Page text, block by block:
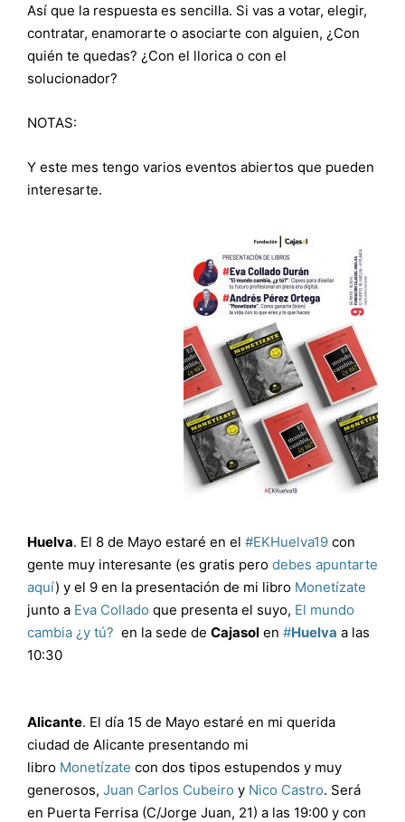
Así que la respuesta es sencilla. Si vas a votar, elegir,
contratar, enamorarte o asociarte con alguien, ¿Con
quién te quedas? ¿Con el llorica o con el
solucionador?
NOTAS:
Y este mes tengo varios eventos abiertos que pueden
interesarte.
Huelva. El 8 de Mayo estaré en el #EKHuelva19 con
gente muy interesante (es gratis pero debes apuntarte
aquí) y el 9 en la presentación de mi libro Monetízate
junto a Eva Collado que presenta el suyo, El mundo
cambia ¿y tú? en la sede de Cajasol en #Huelva a las
10:30
Alicante. El día 15 de Mayo estaré en mi querida
ciudad de Alicante presentando mi
libro Monetízate con dos tipos estupendos y muy
generosos, Juan Carlos Cubeiro y Nico Castro. Será
en Puerta Ferrisa (C/Jorge Juan, 21) a las 19:00 y con